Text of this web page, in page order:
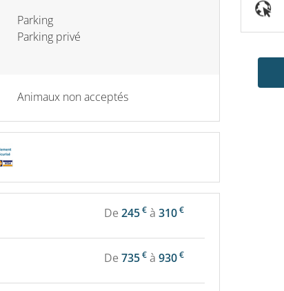
Parking
Parking privé
Animaux non acceptés
De245€ à310€
De735€ à930€